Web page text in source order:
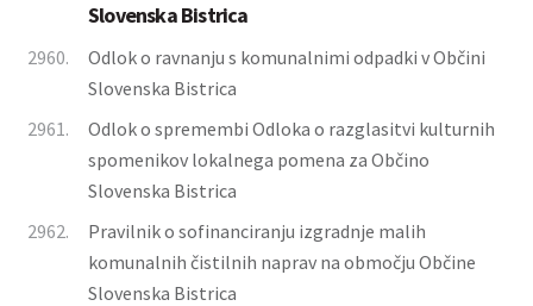
Slovenska Bistrica
2960.
Odlok o ravnanju s komunalnimi odpadki v Občini
Slovenska Bistrica
2961.
Odlok o spremembi Odloka o razglasitvi kulturnih
spomenikov lokalnega pomena za Občino
Slovenska Bistrica
2962.
Pravilnik o sofinanciranju izgradnje malih
komunalnih čistilnih naprav na območju Občine
Slovenska Bistrica